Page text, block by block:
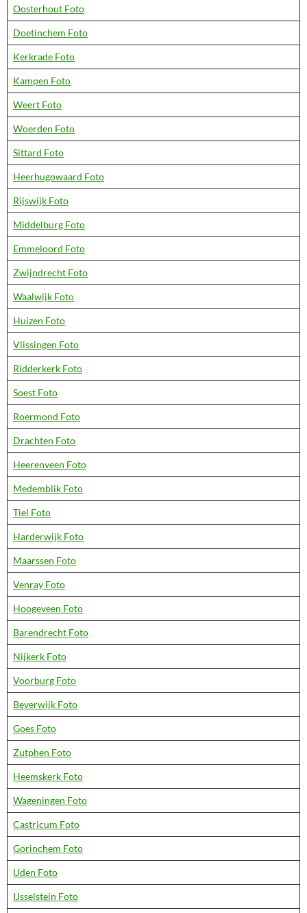
Oosterhout Foto
Doetinchem Foto
Kerkrade Foto
Kampen Foto
Weert Foto
Woerden Foto
Sittard Foto
Heerhugowaard Foto
Rijswijk Foto
Middelburg Foto
Emmeloord Foto
Zwijndrecht Foto
Waalwijk Foto
Huizen Foto
Vlissingen Foto
Ridderkerk Foto
Soest Foto
Roermond Foto
Drachten Foto
Heerenveen Foto
Medemblik Foto
Tiel Foto
Harderwijk Foto
Maarssen Foto
Venray Foto
Hoogeveen Foto
Barendrecht Foto
Nijkerk Foto
Voorburg Foto
Beverwijk Foto
Goes Foto
Zutphen Foto
Heemskerk Foto
Wageningen Foto
Castricum Foto
Gorinchem Foto
Uden Foto
IJsselstein Foto